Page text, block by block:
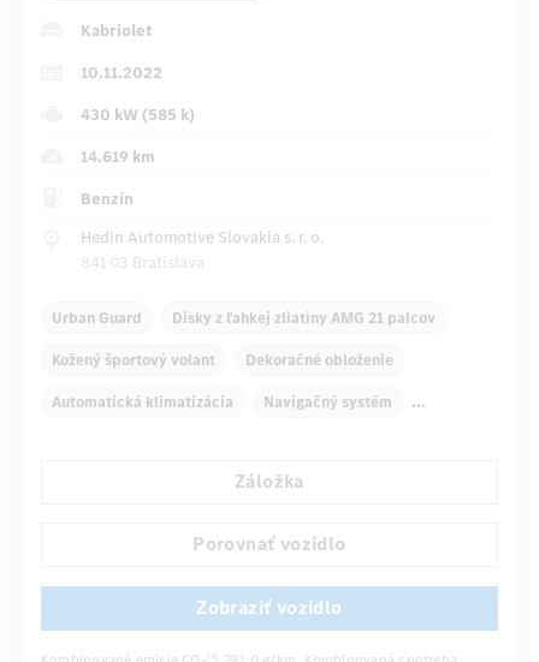
Kabriolet
10.11.2022
430 kW (585 k)
14.619 km
Benzín
Hedin Automotive Slovakia s. r. o.
841 03 Bratislava
Urban Guard Disky z ľahkej zliatiny AMG 21 palcov
Kožený športový volant Dekoračné obloženie
Automatická klimatizácia Navigačný systém
Automatické stmievanie vnútorného/vonkajšieho zrkadla
Záložka
Porovnať vozidlo
Zobraziť vozidlo
[4]